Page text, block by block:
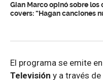
Gian Marco opinó sobre los
covers: “Hagan canciones
El programa se emite en
Televisión y a través